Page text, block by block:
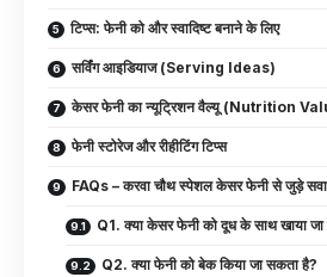
टिप्स: फेनी को और स्वादिष्ट बनाने के लिए
सर्विंग आइडियाज (Serving Ideas)
केसर फेनी का न्यूट्रिशन वैल्यू (Nutrition
फेनी स्टोरेज और रीहीटिंग टिप्स
FAQs – करवा चौथ स्पेशल केसर फेनी से जुड़े
Q1. क्या केसर फेनी को दूध के साथ खाया
Q2. क्या फेनी को बेक किया जा सकता है?